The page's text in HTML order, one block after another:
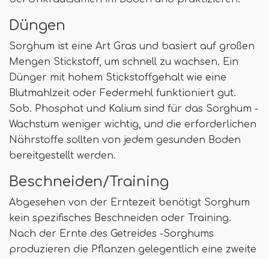
Düngen
Sorghum ist eine Art Gras und basiert auf großen
Mengen Stickstoff, um schnell zu wachsen. Ein
Dünger mit hohem Stickstoffgehalt wie eine
Blutmahlzeit oder Federmehl funktioniert gut.
Sob. Phosphat und Kalium sind für das Sorghum -
Wachstum weniger wichtig, und die erforderlichen
Nährstoffe sollten von jedem gesunden Boden
bereitgestellt werden.
Beschneiden/Training
Abgesehen von der Erntezeit benötigt Sorghum
kein spezifisches Beschneiden oder Training.
Nach der Ernte des Getreides -Sorghums
produzieren die Pflanzen gelegentlich eine zweite